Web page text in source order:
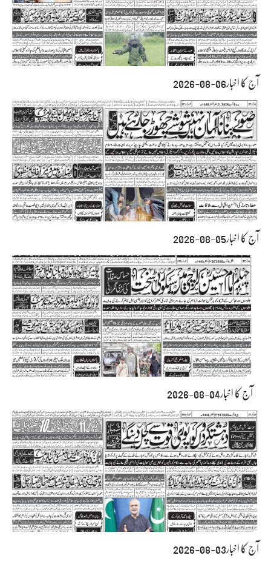
آج کا اخبار06-08-2026
آج کا اخبار05-08-2026
آج کا اخبار04-08-2026
آج کا اخبار03-08-2026